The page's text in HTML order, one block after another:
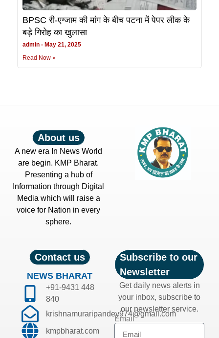
BPSC री-एग्जाम की मांग के बीच पटना में पेपर लीक के
बड़े गिरोह का खुलासा
admin
May 21, 2025
Read Now »
About us
A new era In News World
are begin. KMP Bharat.
Presenting a hub of
Information through Digital
Media which will raise a
voice for Nation in every
sphere.
Contact us
NEWS BHARAT
+91-9431 448
840
krishnamuraripandey974@gmail.com
kmpbharat.com
Subscribe to our
Newsletter
Get daily news alerts in
your inbox, subscribe to
our newsletter service.
Email